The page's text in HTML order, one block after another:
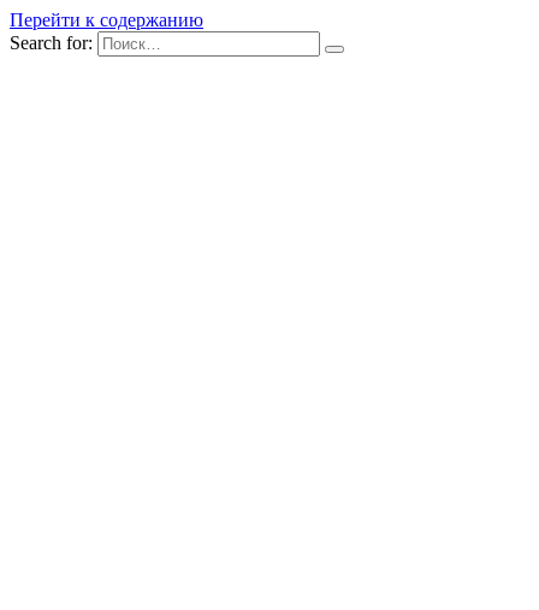
Перейти к содержанию
Search for: